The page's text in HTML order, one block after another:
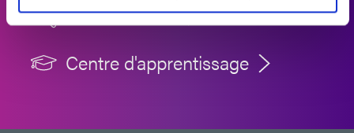
Études de cas
Centre d'apprentissage